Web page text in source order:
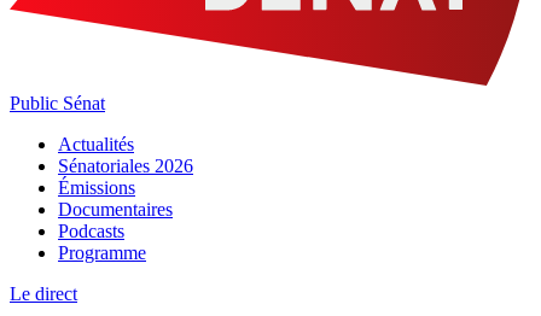
Public Sénat
Actualités
Sénatoriales 2026
Émissions
Documentaires
Podcasts
Programme
Le direct